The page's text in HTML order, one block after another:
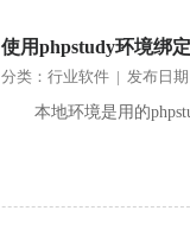
使用phpstudy环境绑
分类：行业软件 | 发布日期
本地环境是用的